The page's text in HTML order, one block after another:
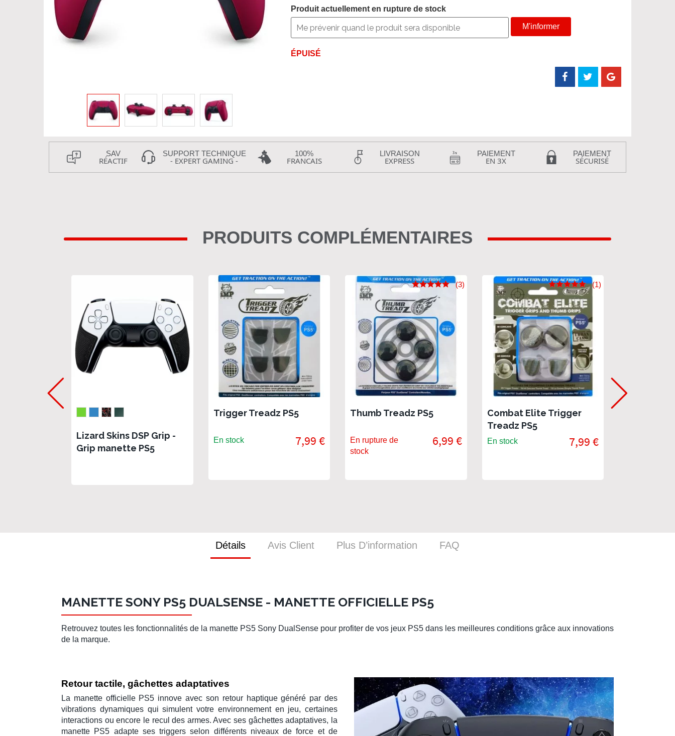
Produit actuellement en rupture de stock
M'informer
ÉPUISÉ
SAV
RÉACTIF
SUPPORT TECHNIQUE
- EXPERT GAMING -
100%
FRANCAIS
LIVRAISON
EXPRESS
PAIEMENT
EN 3X
PAIEMENT
SÉCURISÉ
PRODUITS COMPLÉMENTAIRES
Lizard Skins DSP Grip -
Grip manette PS5
Trigger Treadz PS5
En stock 7,99 €
Thumb Treadz PS5
(3)
En rupture de
stock
6,99 €
Combat Elite Trigger
Treadz PS5
(1)
En stock 7,99 €
Détails
MANETTE SONY PS5 DUALSENSE - MANETTE OFFICIELLE PS5
Retrouvez toutes les fonctionnalités de la manette PS5 Sony DualSense pour profiter de vos jeux PS5 dans les meilleures conditions grâce aux innovations
de la marque.
Retour tactile, gâchettes adaptatives
La manette officielle PS5 innove avec son retour haptiquegénéré par des
vibrations dynamiques qui simulent votre environnement en jeu, certaines
interactions ou encore le recul des armes. Avec ses gâchettes adaptatives, la
manette PS5 adapte sestriggers selon différents niveaux de force et de
Avis Client Plus D’information FAQ